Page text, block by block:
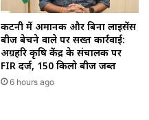
कटनी में अमानक और बिना लाइसेंस
बीज बेचने वाले पर सख्त कार्रवाई:
अग्रहरि कृषि केंद्र के संचालक पर
FIR दर्ज, 150 किलो बीज जब्त
6 hours ago